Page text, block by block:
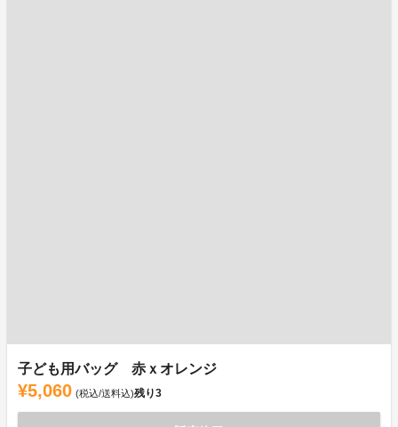
子ども用バッグ 赤ｘオレンジ
¥5,060 (税込/送料込)残り3